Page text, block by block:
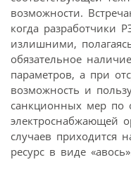
возможности.
когда разработчики
излишними,
обязательное
параметров, а при
возможность и
санкционных мер по
электроснабжающей
случаев приходится
ресурс в виде